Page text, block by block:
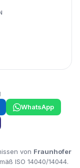
WhatsApp
von Fraunhofer
ISO 14040/14044.